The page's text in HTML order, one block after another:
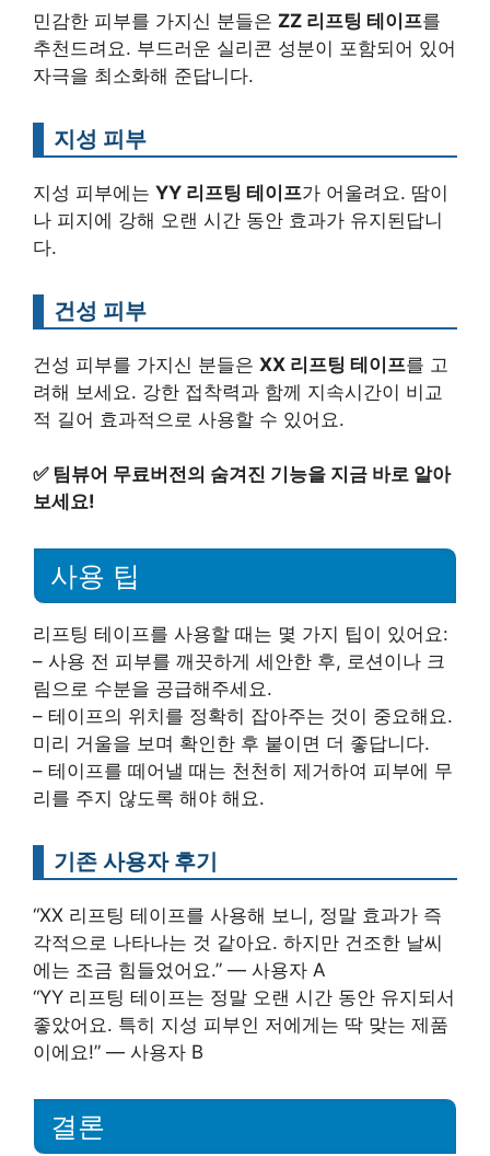
민감한 피부를 가지신 분들은 ZZ 리프팅 테이프를
추천드려요. 부드러운 실리콘 성분이 포함되어 있어
자극을 최소화해 준답니다.
지성 피부
지성 피부에는 YY 리프팅 테이프가 어울려요. 땀이
나 피지에 강해 오랜 시간 동안 효과가 유지된답니
다.
건성 피부
건성 피부를 가지신 분들은 XX 리프팅 테이프를 고
려해 보세요. 강한 접착력과 함께 지속시간이 비교
적 길어 효과적으로 사용할 수 있어요.
✅ 팀뷰어 무료버전의 숨겨진 기능을 지금 바로 알아
보세요!
사용 팁
리프팅 테이프를 사용할 때는 몇 가지 팁이 있어요:
– 사용 전 피부를 깨끗하게 세안한 후, 로션이나 크
림으로 수분을 공급해주세요.
– 테이프의 위치를 정확히 잡아주는 것이 중요해요.
미리 거울을 보며 확인한 후 붙이면 더 좋답니다.
– 테이프를 떼어낼 때는 천천히 제거하여 피부에 무
리를 주지 않도록 해야 해요.
기존 사용자 후기
“XX 리프팅 테이프를 사용해 보니, 정말 효과가 즉
각적으로 나타나는 것 같아요. 하지만 건조한 날씨
에는 조금 힘들었어요.” — 사용자 A
“YY 리프팅 테이프는 정말 오랜 시간 동안 유지되서
좋았어요. 특히 지성 피부인 저에게는 딱 맞는 제품
이에요!” — 사용자 B
결론